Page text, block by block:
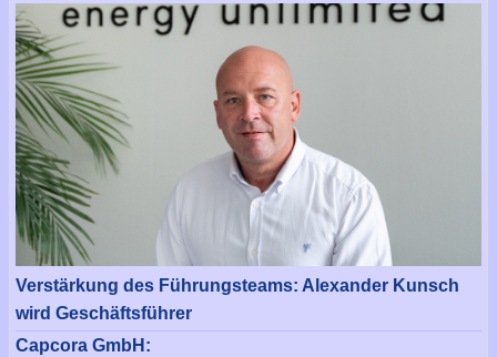
Verstärkung des Führungsteams: Alexander Kunsch
wird Geschäftsführer
Capcora GmbH: